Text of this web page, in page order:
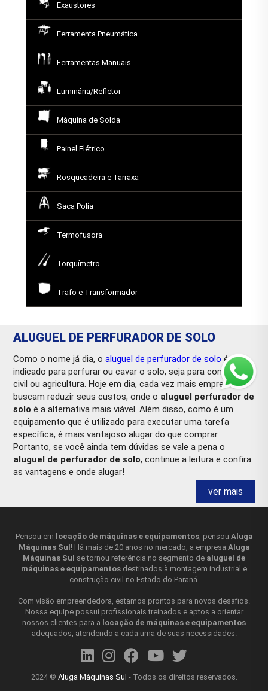
Exaustores
Ferramenta Pneumática
Ferramentas Manuais
Luminária/Refletor
Máquina de Solda
Painel Elétrico
Rosqueadeira e Tarraxa
Saca Polia
Termofusora
Torquímetro
Trafo e Transformador
ALUGUEL DE PERFURADOR DE SOLO
Como o nome já dia, oaluguel de perfurador de solo é
indicado para perfurar ou cavar o solo, seja para construção
civil ou agricultura. Hoje em dia, cada vez mais empresas
buscam reduzir seus custos, onde o aluguel perfurador de
soloé a alternativa mais viável. Além disso, como é um
equipamento que é utilizado para executar uma tarefa
específica, é mais vantajoso alugar do que comprar.
Portanto, se você ainda tem dúvidas se vale a pena o
aluguel de perfurador de solo, continue a leitura e confira
as vantagens e onde alugar!
ALUGUEL DE PERFURADOR DE SOLO QUAIS
Oaluguel de perfurador de soloé amplamente
requisitado na construção civil e para quem trabalha na
agricultura. Isso porque, o equipamento tem a capacidade
de perfurar o solo para a colocação de estruturas, vigas,
estacas, bem como preparar o terreno para plantio. Dessa
forma, com oaluguel de maquina para perfurar solo,
você terá acesso a um equipamento com ótima
performance, agilizando as tarefas e facilitando o trabalho
do operador.
ALUGUEL DE PERFURADOR DE SOLO QUAIS
OS BENEFÍCIOS?
ver mais
Pensou em locação de máquinas e equipamentos, pensou Aluga
Máquinas Sul ! Há mais de 20 anos no mercado, a empresa Aluga
Máquinas Sul se tornou referência no segmento de aluguel de
máquinas e equipamentos destinados à montagem industrial e
construção civil no Estado do Paraná.
Com visão empreendedora, estamos prontos para novos desafios.
Nossa equipe possui profissionais treinados e aptos a orientar
nossos clientes para a locação de máquinas e equipamentos
adequados, atendendo a cada uma de suas necessidades.
2024 © Aluga Máquinas Sul - Todos os direitos reservados.